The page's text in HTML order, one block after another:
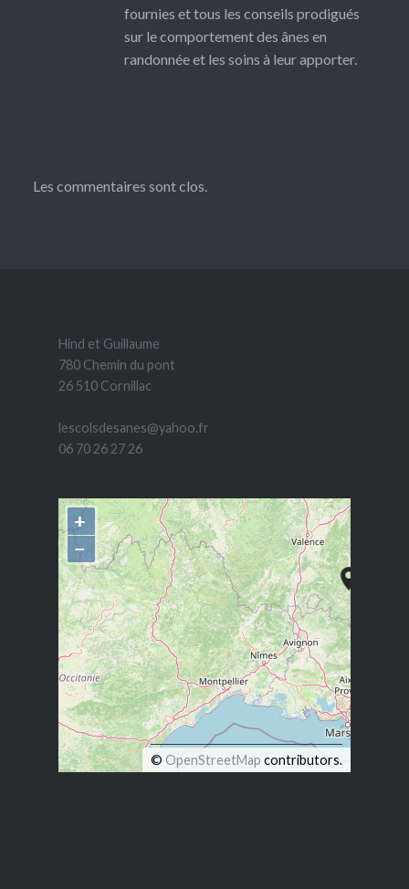
fournies et tous les conseils prodigués
sur le comportement des ânes en
randonnée et les soins à leur apporter.
Les commentaires sont clos.
Hind et Guillaume
780 Chemin du pont
26 510 Cornillac
lescolsdesanes@yahoo.fr
06 70 26 27 26
+
−
© OpenStreetMap contributors.